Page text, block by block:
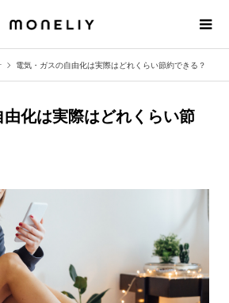
電気・ガスの自由化は実際はどれくらい節約できる？
化は実際はどれくらい節